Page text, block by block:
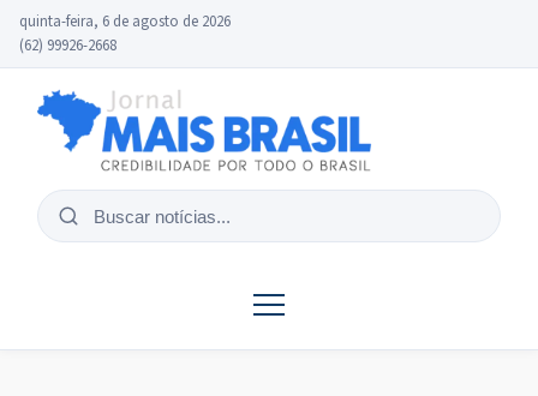
quinta-feira, 6 de agosto de 2026
(62) 99926-2668
Buscar